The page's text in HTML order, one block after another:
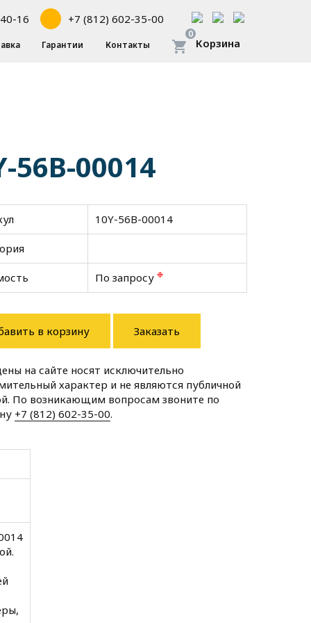
16 +7 (812) 602-35-00
Гарантии Контакты Корзина
0
56B-00014
10Y-56B-00014
По запросу ❉
в корзину Заказать
на сайте носят исключительно
характер и не являются публичной
По возникающим вопросам звоните по
+7 (812) 602-35-00.